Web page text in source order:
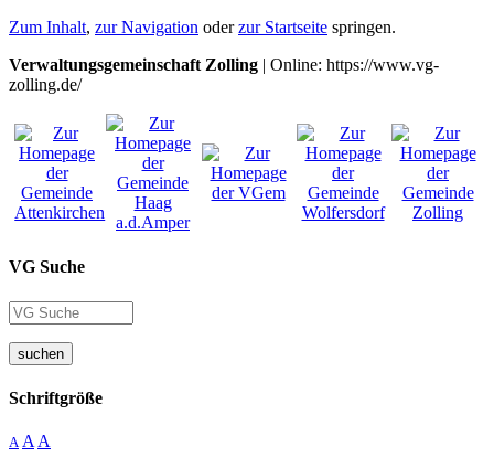
Zum Inhalt, zur Navigation oderzur Startseite springen.
Verwaltungsgemeinschaft Zolling | Online: https://www.vg-
zolling.de/
VG Suche
suchen
Schriftgröße
A A A